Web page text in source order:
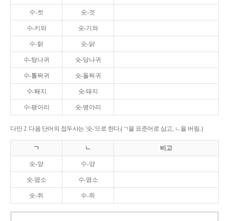
수-컷 숫-것
수-키와 숫-기와
수-탉 숫-닭
수-탕나귀 숫-당나귀
수-톨쩌귀 숫-돌쩌귀
수-퇘지 숫-돼지
수-평아리 숫-병아리
다만 2. 다음 단어의 접두사는 '숫-'으로 한다.(ㄱ을 표준어로 삼고, ㄴ을 버림.)
ㄱ ㄴ 비고
숫-양 수-양
숫-염소 수-염소
숫-쥐 수-쥐